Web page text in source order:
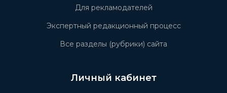
Для рекламодателей
Экспертный редакционный процесс
Все разделы (рубрики) сайта
Личный кабинет